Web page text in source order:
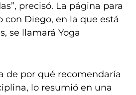
precisó. La página para
con Diego, en la que está
se llamará Yoga
de por qué recomendaría
lo resumió en una